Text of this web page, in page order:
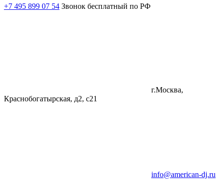
+7 495 899 07 54 Звонок бесплатный по РФ
г.Москва,
Краснобогатырская, д2, с21
info@american-dj.ru